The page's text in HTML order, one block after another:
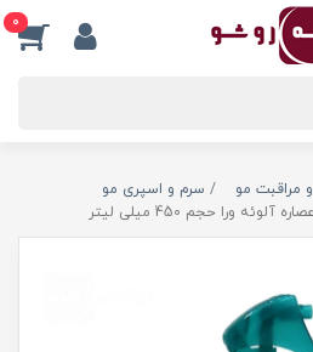
0
مراقبت مو
سرم و اسپری مو
ورا حجم 450 میلی لیتر